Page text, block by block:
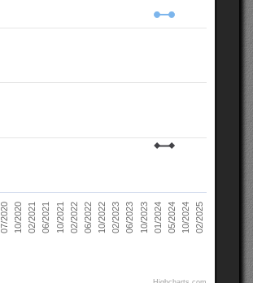
07/2020 10/2020 02/2021 06/2021 10/2021 02/2022 06/2022 10/2022 02/2023 06/2023 10/2023 01/2024 05/2024 10/2024 02/2025